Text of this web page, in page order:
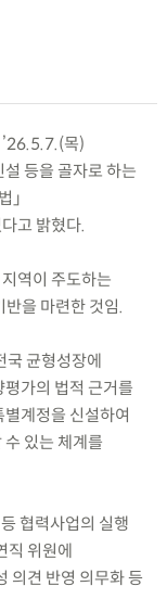
목)
등을 골자로 하는
」
고 밝혔다.
역이 주도하는
반을 마련한 것임.
국 균형성장에
가의 법적 근거를
계정을 신설하여
있는 체계를
협력사업의 실행
직 위원에
의견 반영 의무화 등